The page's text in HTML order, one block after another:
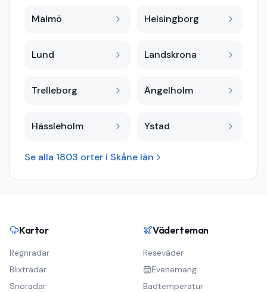
Malmö Helsingborg
Lund Landskrona
Trelleborg Ängelholm
Hässleholm Ystad
Se alla 1803 orter i Skåne län
Kartor
Regnradar
Blixtradar
Snöradar
Väderteman
Reseväder
Evenemang
Badtemperatur